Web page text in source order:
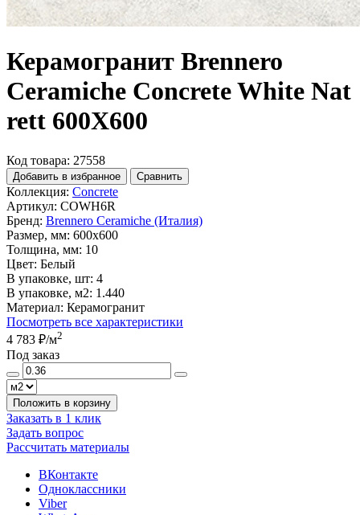
Керамогранит Brennero
Ceramiche Concrete White Nat
rett 600X600
Код товара: 27558
Добавить в избранное Сравнить
Коллекция: Concrete
Артикул: COWH6R
Бренд: Brennero Ceramiche (Италия)
Размер, мм: 600x600
Толщина, мм: 10
Цвет: Белый
В упаковке, шт: 4
В упаковке, м2: 1.440
Материал: Керамогранит
Посмотреть все характеристики
4 783 ₽/м2
Под заказ
Положить в корзину
Заказать в 1 клик
Задать вопрос
Рассчитать материалы
ВКонтакте
Одноклассники
Viber